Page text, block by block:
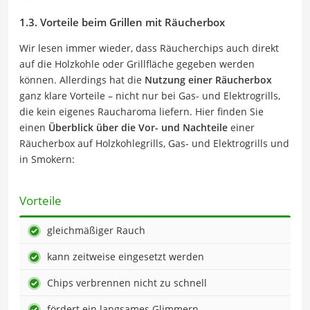
1.3. Vorteile beim Grillen mit Räucherbox
Wir lesen immer wieder, dass Räucherchips auch direkt
auf die Holzkohle oder Grillfläche gegeben werden
können. Allerdings hat die Nutzung einer Räucherbox
ganz klare Vorteile – nicht nur bei Gas- und Elektrogrills,
die kein eigenes Raucharoma liefern. Hier finden Sie
einen Überblick über die Vor- und Nachteile einer
Räucherbox auf Holzkohlegrills, Gas- und Elektrogrills und
in Smokern:
Vorteile
gleichmäßiger Rauch
kann zeitweise eingesetzt werden
Chips verbrennen nicht zu schnell